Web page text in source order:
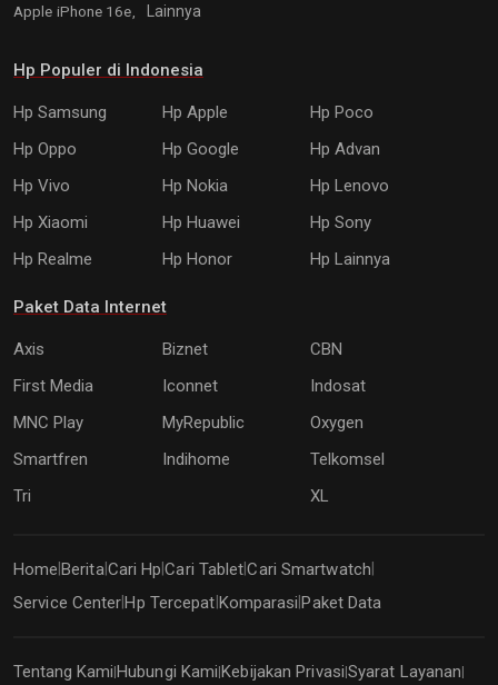
Apple iPhone 16e,
Lainnya
Hp Populer di Indonesia
Hp Samsung Hp Apple
Hp Poco
Hp Oppo
Hp Google
Hp Advan
Hp Vivo
Hp Nokia
Hp Lenovo
Hp Xiaomi
Hp Huawei
Hp Sony
Hp Realme
Hp Honor Hp Lainnya
Paket Data Internet
Axis Biznet
CBN
First Media
Iconnet
Indosat
MNC Play
MyRepublic
Oxygen
Smartfren
Indihome
Telkomsel
Tri
XL
Home Berita Cari Hp |Cari Tablet|Cari Smartwatch
Service Center|Hp Tercepat Komparasi |Paket Data
Tentang Kami|Hubungi Kami|Kebijakan Privasi|Syarat Layanan|